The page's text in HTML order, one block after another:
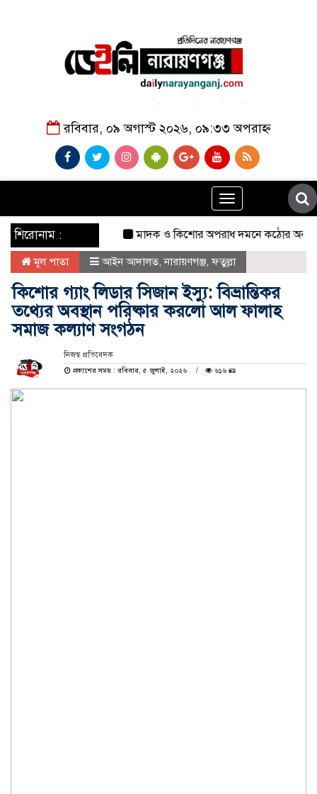
রবিবার, ০৯ অগাস্ট ২০২৬, ০৯:৩৩ অপরাহ্ন
Toggle
navigation
শিরোনাম : মাদক ও কিশোর অপরাধ দমনে কঠোর অবস্থান:
মূল পাতা আইন আদালত,নারায়ণগঞ্জ,ফতুল্লা
কিশোর গ্যাং লিডার সিজান ইস্যু: বিভ্রান্তিকর
তথ্যের অবস্থান পরিষ্কার করলো আল ফালাহ
সমাজ কল্যাণ সংগঠন
নিজস্ব প্রতিবেদক
প্রকাশের সময় : রবিবার, ৫ জুলাই, ২০২৬
৬১৬ 🪪